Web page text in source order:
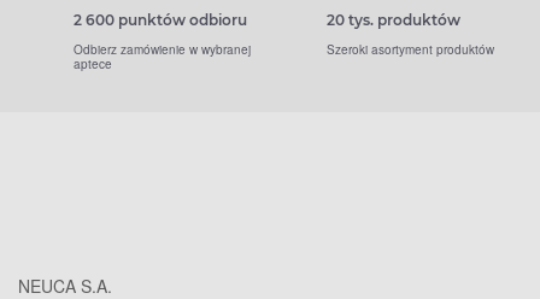
2 600 punktów odbioru
Odbierz zamówienie w wybranej
aptece
20 tys. produktów
Szeroki asortyment produktów
NEUCA S.A.